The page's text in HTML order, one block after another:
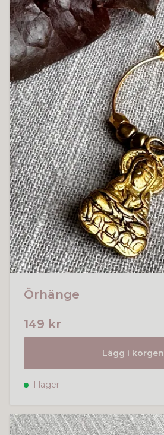
Örhänge
149 kr
Lägg i korgen
I lager